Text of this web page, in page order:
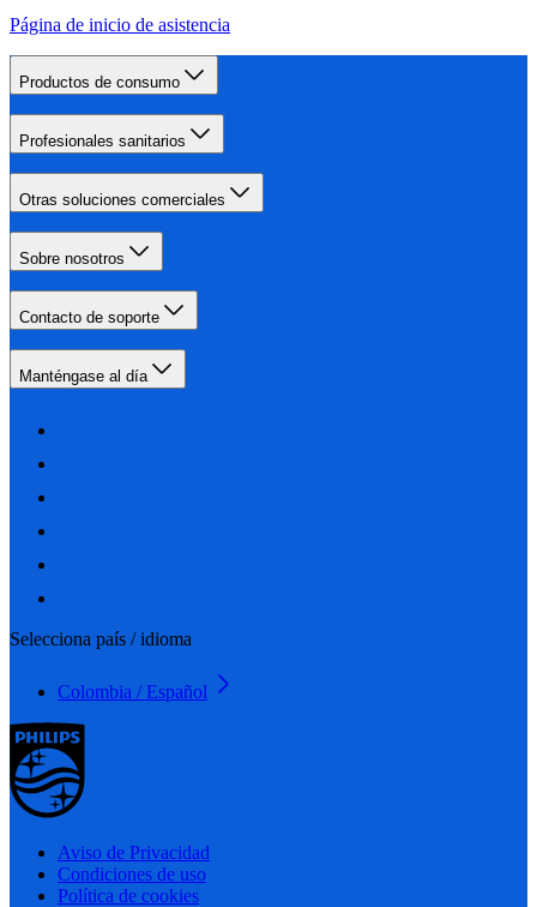
Página de inicio de asistencia
Productos de consumo
Profesionales sanitarios
Otras soluciones comerciales
Sobre nosotros
Contacto de soporte
Manténgase al día
Selecciona país / idioma
Colombia / Español
Aviso de Privacidad
Condiciones de uso
Política de cookies